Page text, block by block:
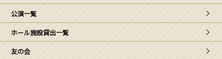
こどもみーてぃんぐ
Gがくえん
公演一覧
ホール施設貸出一覧
友の会